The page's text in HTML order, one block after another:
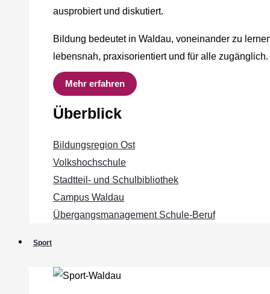
ausprobiert und diskutiert.
Bildung bedeutet in Waldau, voneinander zu
lebensnah, praxisorientiert und für alle zugänglich.
Mehr erfahren
Überblick
Bildungsregion Ost
Volkshochschule
Stadtteil- und Schulbibliothek
Campus Waldau
Übergangsmanagement Schule‐Beruf
Sport